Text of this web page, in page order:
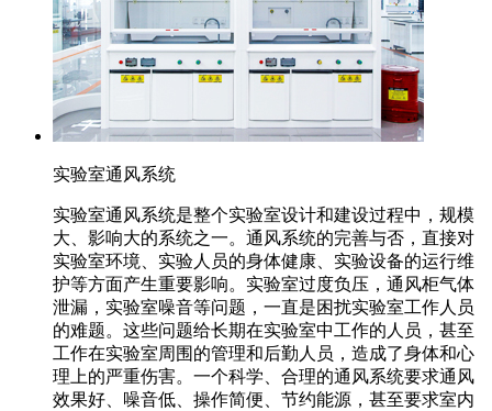
实验室通风系统
实验室通风系统是整个实验室设计和建设过程中，规模
大、影响大的系统之一。通风系统的完善与否，直接对
实验室环境、实验人员的身体健康、实验设备的运行维
护等方面产生重要影响。实验室过度负压，通风柜气体
泄漏，实验室噪音等问题，一直是困扰实验室工作人员
的难题。这些问题给长期在实验室中工作的人员，甚至
工作在实验室周围的管理和后勤人员，造成了身体和心
理上的严重伤害。一个科学、合理的通风系统要求通风
效果好、噪音低、操作简便、节约能源，甚至要求室内